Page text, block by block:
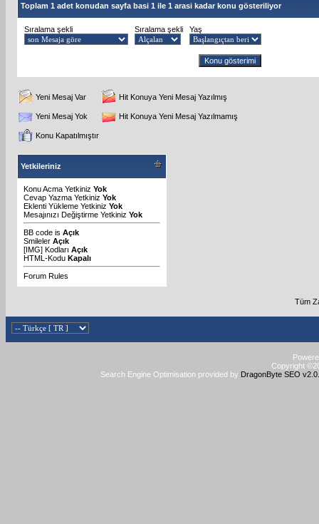
Toplam 1 adet konudan sayfa basi 1 ile 1 arasi kadar konu gösteriliyor
Sıralama şekli Sıralama şekli Yaş
Yeni Mesaj Var Hit Konuya Yeni Mesaj Yazılmış
Yeni Mesaj Yok Hit Konuya Yeni Mesaj Yazılmamış
Konu Kapatılmıştır
Yetkileriniz
Konu Acma Yetkiniz Yok
Cevap Yazma Yetkiniz Yok
Eklenti Yükleme Yetkiniz Yok
Mesajınızı Değiştirme Yetkiniz Yok
BB code is Açık
Smileler Açık
[IMG] Kodları Açık
HTML-Kodu Kapalı
Forum Rules
Tüm
Copyright
Search Engine Optimisation provided by DragonByte SEO